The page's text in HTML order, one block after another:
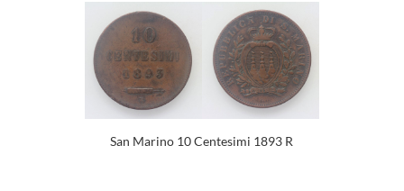
San Marino 10 Centesimi 1893 R